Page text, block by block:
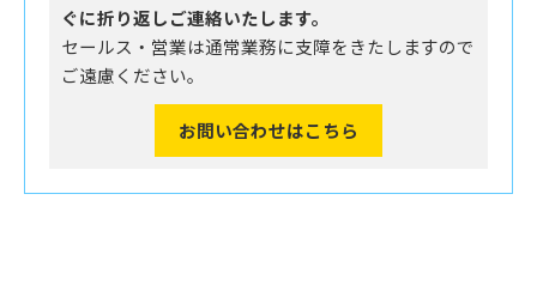
ぐに折り返しご連絡いたします。
セールス・営業は通常業務に支障をきたしますので
ご遠慮ください。
お問い合わせはこちら